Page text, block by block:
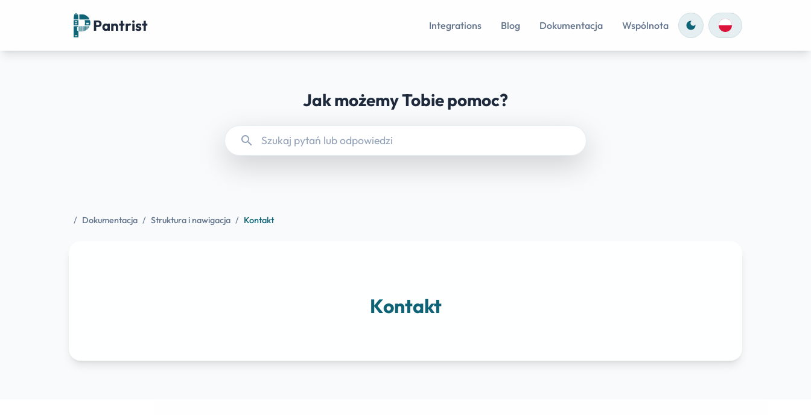
Pantrist Integrations Blog Dokumentacja Wspólnota dark_mode
Jak możemy Tobie pomoc?
search
/ Dokumentacja / Struktura i nawigacja / Kontakt
Kontakt